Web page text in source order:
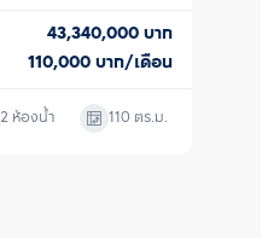
43,340,000บาท
110,000บาท/เดือน
2 ห้องน้ำ 110 ตร.ม.